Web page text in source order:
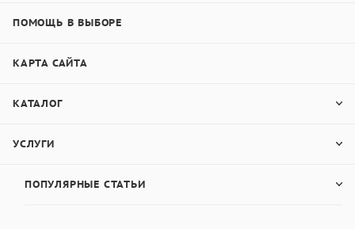
ПОМОЩЬ В ВЫБОРЕ
КАРТА САЙТА
КАТАЛОГ
УСЛУГИ
ПОПУЛЯРНЫЕ СТАТЬИ